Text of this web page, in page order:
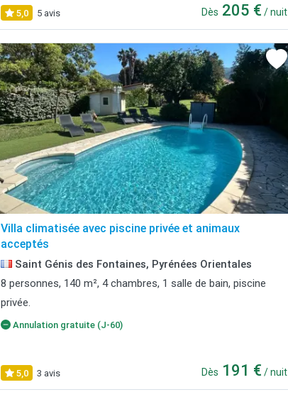
5,0 5 avis Dès 205 € / nuit
Villa climatisée avec piscine privée et animaux
acceptés
Saint Génis des Fontaines, Pyrénées Orientales
8 personnes, 140 m², 4 chambres, 1 salle de bain, piscine
privée.
Annulation gratuite (J-60)
5,0 3 avis Dès 191 € / nuit